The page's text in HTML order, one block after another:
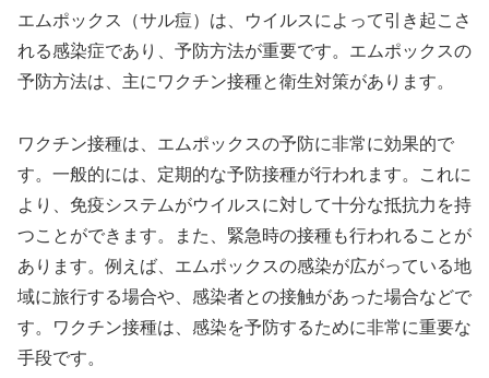
エムポックス（サル痘）は、ウイルスによって引き起こさ
れる感染症であり、予防方法が重要です。エムポックスの
予防方法は、主にワクチン接種と衛生対策があります。
ワクチン接種は、エムポックスの予防に非常に効果的で
す。一般的には、定期的な予防接種が行われます。これに
より、免疫システムがウイルスに対して十分な抵抗力を持
つことができます。また、緊急時の接種も行われることが
あります。例えば、エムポックスの感染が広がっている地
域に旅行する場合や、感染者との接触があった場合などで
す。ワクチン接種は、感染を予防するために非常に重要な
手段です。